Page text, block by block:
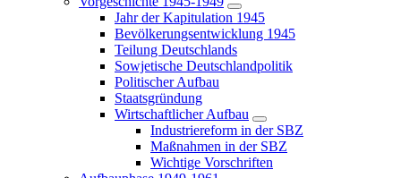
Jahr der Kapitulation 1945
Bevölkerungsentwicklung 1945
Teilung Deutschlands
Sowjetische Deutschlandpolitik
Politischer Aufbau
Staatsgründung
Wirtschaftlicher Aufbau
Industriereform in der SBZ
Maßnahmen in der SBZ
Wichtige Vorschriften